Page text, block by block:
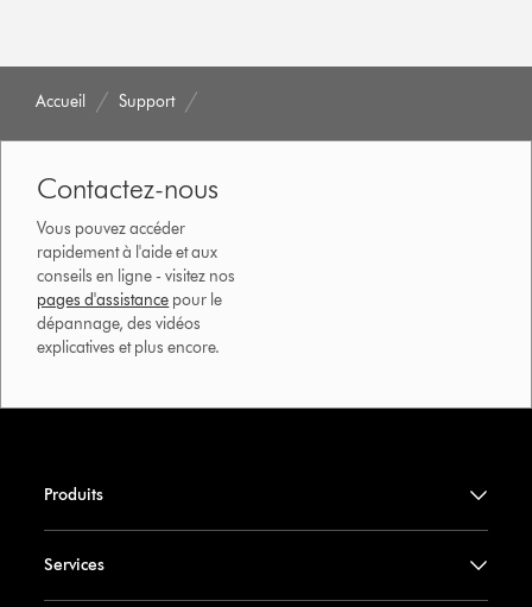
Accueil Support
Contactez-nous
Vous pouvez accéder
rapidement à l'aide et aux
conseils en ligne - visitez nos
pages d'assistance pour le
dépannage, des vidéos
explicatives et plus encore.
Produits
Services